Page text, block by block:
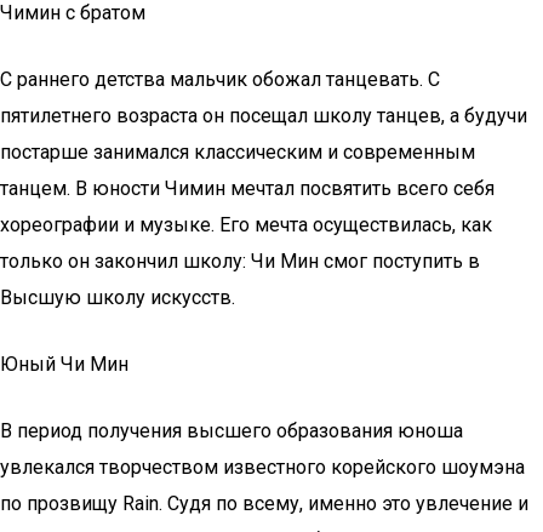
Чимин с братом
С раннего детства мальчик обожал танцевать. С
пятилетнего возраста он посещал школу танцев, а будучи
постарше занимался классическим и современным
танцем. В юности Чимин мечтал посвятить всего себя
хореографии и музыке. Его мечта осуществилась, как
только он закончил школу: Чи Мин смог поступить в
Высшую школу искусств.
Юный Чи Мин
В период получения высшего образования юноша
увлекался творчеством известного корейского шоумэна
по прозвищу Rain. Судя по всему, именно это увлечение и